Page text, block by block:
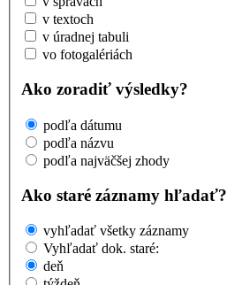
v textoch
v úradnej tabuli
vo fotogalériách
Ako zoradiť výsledky?
podľa dátumu
podľa názvu
podľa najväčšej zhody
Ako staré záznamy hľadať?
vyhľadať všetky záznamy
Vyhľadať dok. staré:
deň